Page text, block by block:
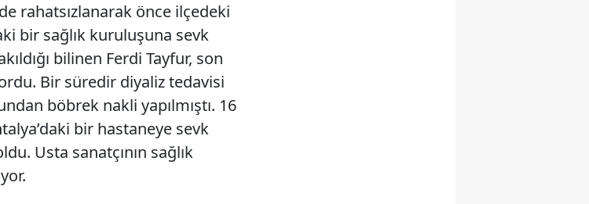
rahatsızlanarak önce ilçedeki
bir sağlık kuruluşuna sevk
bilinen Ferdi Tayfur, son
Bir süredir diyaliz tedavisi
böbrek nakli yapılmıştı. 16
bir hastaneye sevk
Usta sanatçının sağlık